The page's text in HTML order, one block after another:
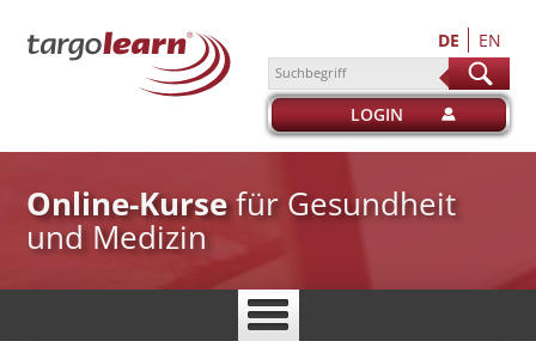
DE EN
suchen
LOGIN
Online-Kursefür Gesundheit
und Medizin